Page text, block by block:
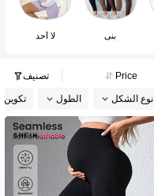
بني لا أحد
Price تصنيف
نوع الشكل الطول تكوين